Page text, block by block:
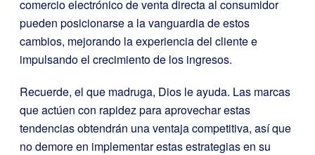
comercio electrónico de venta directa al consumidor
pueden posicionarse a la vanguardia de estos
cambios, mejorando la experiencia del cliente e
impulsando el crecimiento de los ingresos.
Recuerde, el que madruga, Dios le ayuda. Las marcas
que actúen con rapidez para aprovechar estas
tendencias obtendrán una ventaja competitiva, así que
no demore en implementar estas estrategias en su